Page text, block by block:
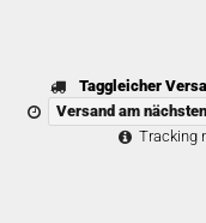
Taggleicher
Versand am
Tracking